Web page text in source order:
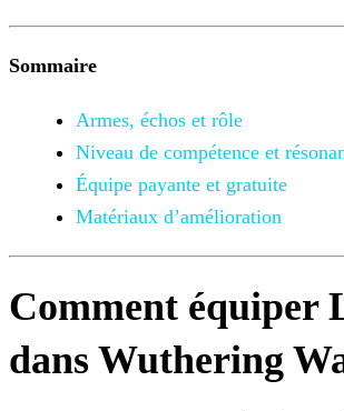
Sommaire
Armes, échos et rôle
Niveau de compétence et
Équipe payante et gratuite
Matériaux d’amélioration
Comment équiper
dans Wuthering